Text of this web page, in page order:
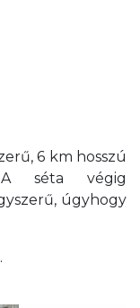
6 km hosszú
A séta végig
úgyhogy